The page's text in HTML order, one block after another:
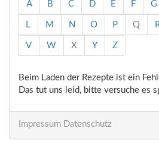
A B C D E F G
L M N O P Q
V W X Y Z
Beim Laden der Rezepte ist ein
Das tut uns leid, bitte versuche es
Impressum Datenschutz